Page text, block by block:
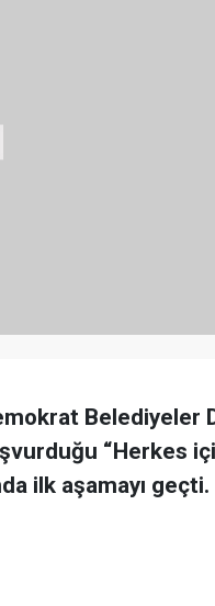
Belediyeler
“Herkes
ilk aşamayı geçti.